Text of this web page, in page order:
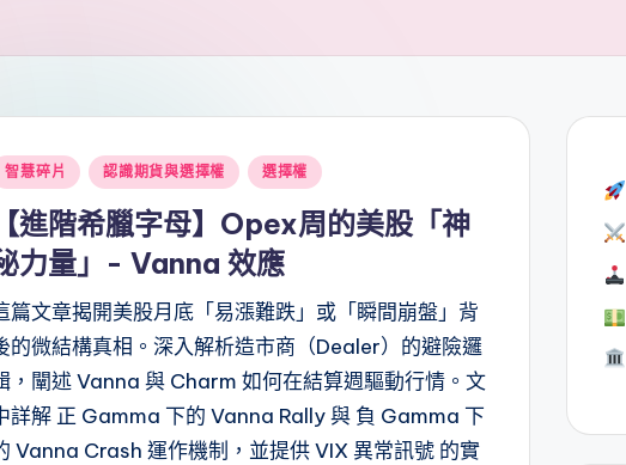
智慧碎片 認識期貨與選擇權 選擇權
進階希臘字母】Opex周的美股「神
力量」- Vanna 效應
篇文章揭開美股月底「易漲難跌」或「瞬間崩盤」背
的微結構真相。深入解析造市商（Dealer）的避險邏
，闡述 Vanna 與 Charm 如何在結算週驅動行情。文
詳解 正 Gamma 下的 Vanna Rally 與 負 Gamma 下
Vanna Crash 運作機制，並提供 VIX 異常訊號 的實